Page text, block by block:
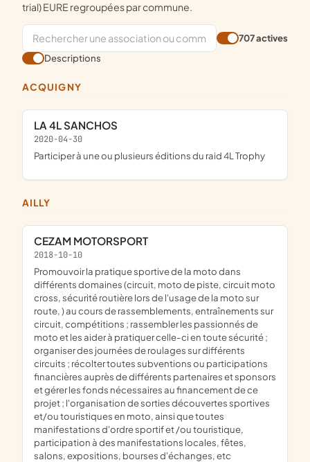
trial) EURE regroupées par commune.
707 actives
Descriptions
ACQUIGNY
LA 4L SANCHOS
2020-04-30
participer à une ou plusieurs éditions du raid 4L Trophy
AILLY
CEZAM MOTORSPORT
2018-10-10
promouvoir la pratique sportive de la moto dans
différents domaines (circuit, moto de piste, circuit moto
cross, sécurité routière lors de l'usage de la moto sur
route, ) au cours de rassemblements, entraînements sur
circuit, compétitions ; rassembler les passionnés de
moto et les aider à pratiquer celle-ci en toute sécurité ;
organiser des journées de roulages sur différents
circuits ; récolter toutes subventions ou participations
financières auprès de différents partenaires et sponsors
et gérer les fonds nécessaires au financement de ce
projet ; l'organisation de sorties découvertes sportives
et/ou touristiques en moto, ainsi que toutes
manifestations d'ordre sportif et /ou touristique,
participation à des manifestations locales, fêtes,
salons, expositions, bourses d'échanges, etc